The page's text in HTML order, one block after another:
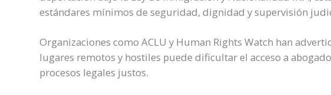
estándares mínimos de seguridad, dignidad y supervisión
Organizaciones como ACLU y Human Rights Watch han
lugares remotos y hostiles puede dificultar el acceso a
procesos legales justos.